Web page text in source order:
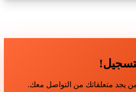
يجد متعلقاتك من التواصل معك.